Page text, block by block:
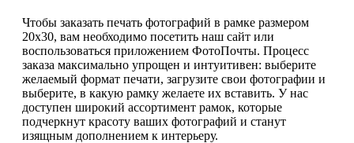
Чтобы заказать печать фотографий в рамке размером
20х30, вам необходимо посетить наш сайт или
воспользоваться приложением ФотоПочты. Процесс
заказа максимально упрощен и интуитивен: выберите
желаемый формат печати, загрузите свои фотографии и
выберите, в какую рамку желаете их вставить. У нас
доступен широкий ассортимент рамок, которые
подчеркнут красоту ваших фотографий и станут
изящным дополнением к интерьеру.